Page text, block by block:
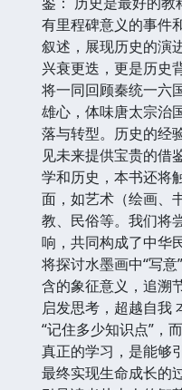
有里程碑意义的事件
叙述，展现历史的演
兴衰更迭，更是历史
将一同回顾秦统一六
雄心，体味唐太宗治
落与转型。历史的经
见未来提供宝贵的借
学和历史，本书还将
面，如艺术（绘画、
教、民俗等。我们将
响，共同构成了中华
将探讨水墨画中“写
含的象征意义，追溯
启发思考，超越自我
“记住多少知识点”，
真正的学习，是能够
最终实现生命成长的